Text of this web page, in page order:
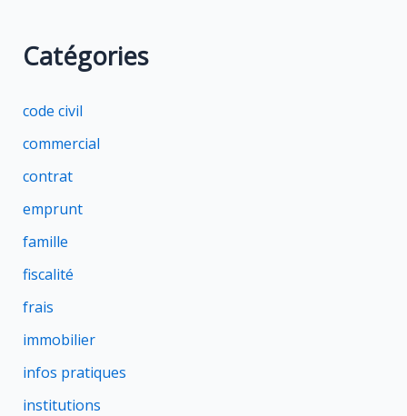
Catégories
code civil
commercial
contrat
emprunt
famille
fiscalité
frais
immobilier
infos pratiques
institutions